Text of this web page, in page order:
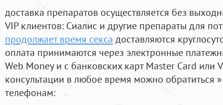
доставка препаратов осуществляется без
VIP клиентов: Сиалис и другие препараты для
продолжает время секса доставляются
оплата принимаются через электронные
Web Money и с банковских карт Master Card или
консультации в любое время можно обратиться
телефонам: